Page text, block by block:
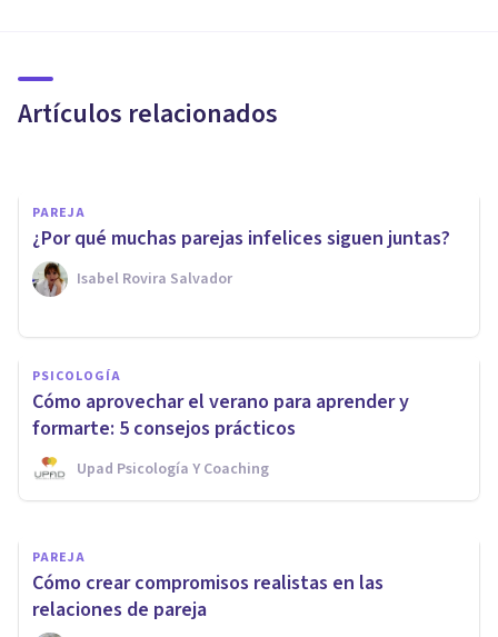
Artículos relacionados
Educación en el siglo XXI
PAREJA
¿Por qué muchas parejas infelices siguen juntas?
Isabel Rovira Salvador
PSICOLOGÍA
Cómo aprovechar el verano para aprender y
formarte: 5 consejos prácticos
Upad Psicología Y Coaching
¿Vale cualquier psicólogo para
cualquier caso? Entrevista a
Beatriz Romero Martín
Bertrand Regader
PAREJA
Cómo crear compromisos realistas en las
relaciones de pareja